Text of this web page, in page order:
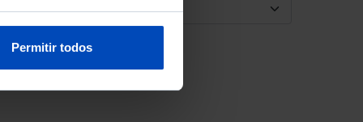
Permitir todos